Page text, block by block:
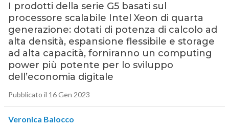
I prodotti della serie G5 basati sul
processore scalabile Intel Xeon di quarta
generazione: dotati di potenza di calcolo ad
alta densità, espansione flessibile e storage
ad alta capacità, forniranno un computing
power più potente per lo sviluppo
dell’economia digitale
Pubblicato il 16 Gen 2023
Veronica Balocco